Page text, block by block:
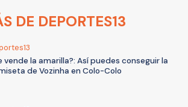
DE DEPORTES13
vende la amarilla?: Así puedes conseguir la
de Vozinha en Colo-Colo